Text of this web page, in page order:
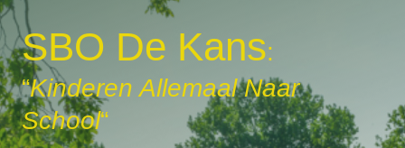
SBO De Kans:
“Kinderen Allemaal Naar
School“